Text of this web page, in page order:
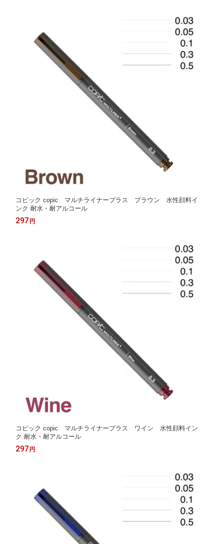
コピック copic マルチライナープラス ブラウン 水性顔料イ
ンク 耐水・耐アルコール
297 円
コピック copic マルチライナープラス ワイン 水性顔料イン
ク 耐水・耐アルコール
297 円